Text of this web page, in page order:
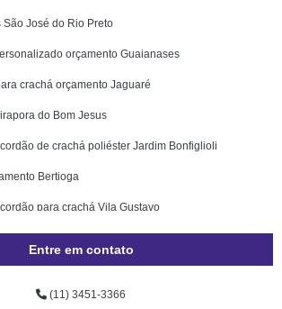
José do Rio Preto
orçamento Guaianases
crachá orçamento Jaguaré
do Bom Jesus
de crachá poliéster Jardim Bonfiglioli
Bertioga
para crachá Vila Gustavo
crachá orçamento Vila Guilherme
crachás Rio Claro
Entre em contato
(11) 3451-3366